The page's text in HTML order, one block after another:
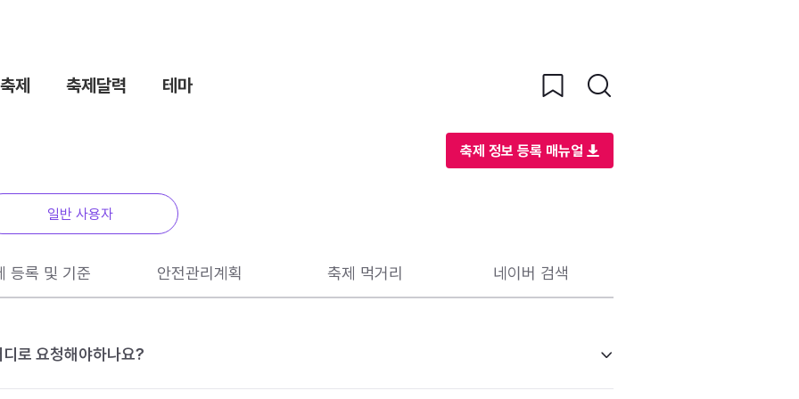
제 축제달력 테마
축제 정보 등록 매뉴얼
일반 사용자
등록 및 기준 안전관리계획 축제 먹거리 네이버 검색
로 요청해야하나요?